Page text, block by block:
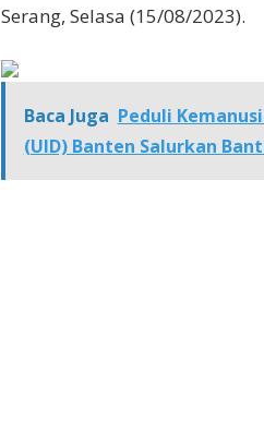
Serang, Selasa (15/08/2023).
Baca Juga Peduli
(UID) Banten Salurkan